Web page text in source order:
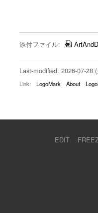
添付ファイル:
Last-modified: 2026-07-28
Link: LogoMark About
EDIT